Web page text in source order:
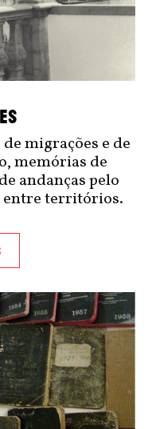
migrações e de
memórias de
andanças pelo
entre territórios.